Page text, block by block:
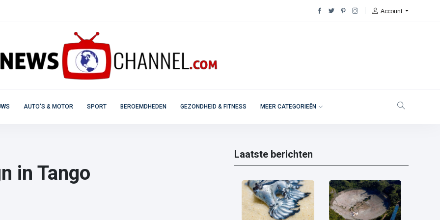
Account
AUTO'S & MOTOR SPORT BEROEMDHEDEN GEZONDHEID & FITNESS MEER CATEGORIEËN
in Tango
Laatste berichten